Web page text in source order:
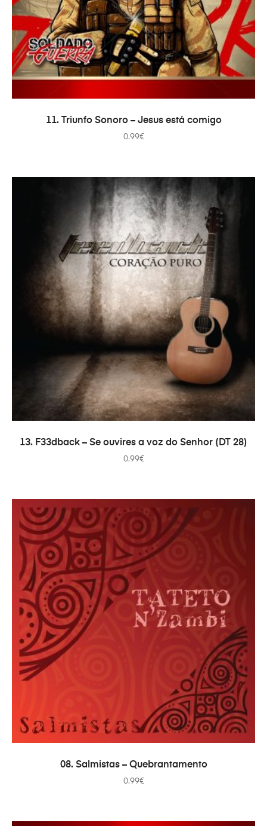
ADICIONAR
11. Triunfo Sonoro – Jesus está comigo
0.99€
ADICIONAR
13. F33dback – Se ouvires a voz do Senhor (DT 28)
0.99€
ADICIONAR
08. Salmistas – Quebrantamento
0.99€